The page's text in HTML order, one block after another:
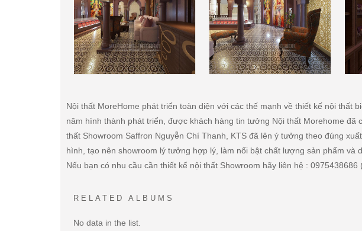
Nội thất MoreHome phát triển toàn diện với các thế mạnh về thiết kế nội thất
năm hình thành phát triển, được khách hàng tin tưởng Nội thất Morehome
thất Showroom Saffron Nguyễn Chí Thanh, KTS đã lên ý tưởng theo đúng
hình, tạo nên showroom lý tưởng hợp lý, làm nổi bật chất lượng sản phẩm và
Nếu bạn có nhu cầu cần thiết kế nội thất Showroom hãy liên hệ : 0975438686
RELATED ALBUMS
No data in the list.